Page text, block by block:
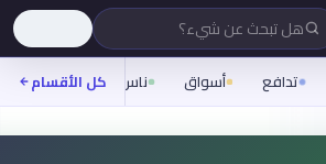
تبحث عن شيء؟
تدافع أسواق ناس روح شيفرة كل الأقسام